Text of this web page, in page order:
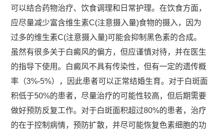
可以结合药物治疗、饮食调理和日常护理。在饮食方面，
应尽量减少富含维生素C(注意摄入量)食物的摄入，因为
过多的维生素C(注意摄入量)可能会抑制黑色素的合成。
虽然有很多关于白癜风的偏方，但应谨慎对待，并在医生
的指导下使用。白癜风不具有传染性，但有一定的遗传概
率（3%-5%），因此患者可以正常结婚生育。对于白斑面
积低于50%的患者，尽量治疗的可能性较高，但后期需要
做好预防反复工作。对于白斑面积超过80%的患者，治疗
的在于控制病情，预防扩散，并尽可能恢复色素细胞的功